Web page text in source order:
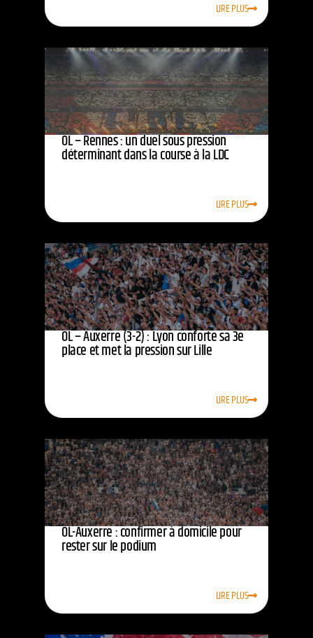
LIRE PLUS
OL – Rennes : un duel sous pression
déterminant dans la course à la LDC
LIRE PLUS
OL – Auxerre (3-2) : Lyon conforte sa 3e
place et met la pression sur Lille
LIRE PLUS
OL-Auxerre : confirmer à domicile pour
rester sur le podium
LIRE PLUS